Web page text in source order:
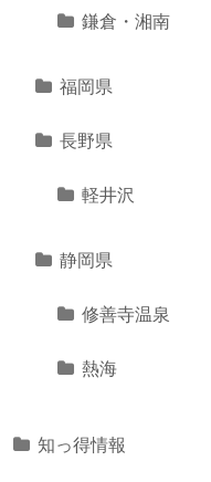
鎌倉・湘南
福岡県
長野県
軽井沢
静岡県
修善寺温泉
熱海
知っ得情報